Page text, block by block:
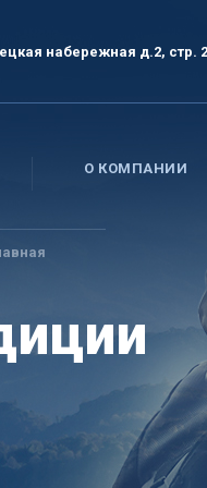
набережная д.2, стр. 2
О КОМПАНИИ